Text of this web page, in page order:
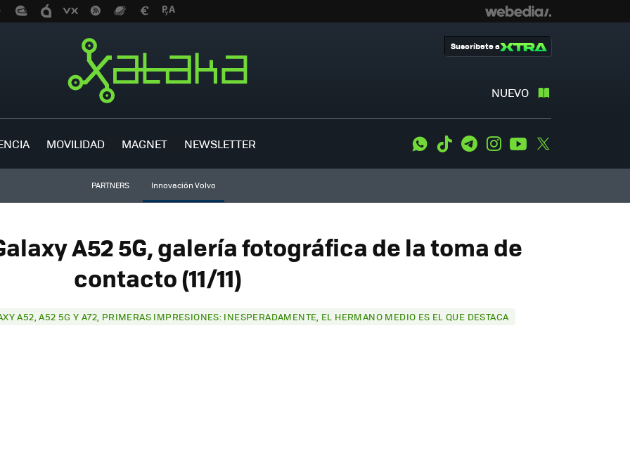
NUEVO
Suscríbete a
MOVILIDAD MAGNET NEWSLETTER WhatsApp
Tiktok TelegramInstagramYoutube
PARTNERS Innovación Volvo
A52 5G, galería fotográfica de la toma de
contacto (11/11)
A52, A52 5G Y A72, PRIMERAS IMPRESIONES: INESPERADAMENTE, EL HERMANO MEDIO ES EL QUE DESTACA